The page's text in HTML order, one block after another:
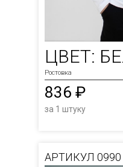
ЦВЕТ:
Ростовка
836 ₽
за 1 штуку
АРТИКУЛ 0990